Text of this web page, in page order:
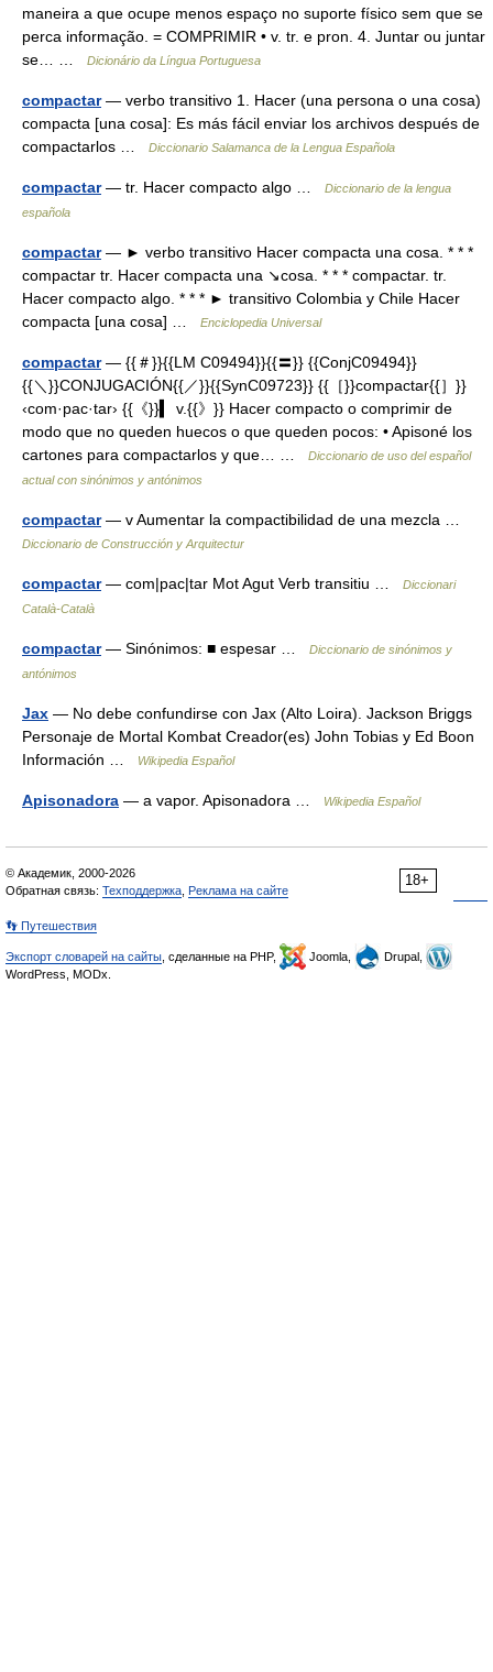
maneira a que ocupe menos espaço no suporte físico sem que se
perca informação. = COMPRIMIR • v. tr. e pron. 4. Juntar ou juntar
se… …
Dicionário da Língua Portuguesa
compactar— verbo transitivo 1. Hacer (una persona o una cosa)
compacta [una cosa]: Es más fácil enviar los archivos después de
compactarlos …
Diccionario Salamanca de la Lengua Española
compactar— tr. Hacer compacto algo …
Diccionario de la lengua
española
compactar— ► verbo transitivo Hacer compacta una cosa. * * *
compactar tr. Hacer compacta una ↘cosa. * * * compactar. tr.
Hacer compacto algo. * * * ► transitivo Colombia y Chile Hacer
compacta [una cosa] …
Enciclopedia Universal
compactar— {{＃}}{{LM C09494}}{{〓}} {{ConjC09494}}
{{＼}}CONJUGACIÓN{{／}}{{SynC09723}} {{［}}compactar{{］}}
‹com·pac·tar› {{《}}▍ v.{{》}} Hacer compacto o comprimir de
modo que no queden huecos o que queden pocos: • Apisoné los
cartones para compactarlos y que… …
Diccionario de uso del español
actual con sinónimos y antónimos
compactar— v Aumentar la compactibilidad de una mezcla …
Diccionario de Construcción y Arquitectur
compactar— com|pac|tar Mot Agut Verb transitiu …
Diccionari
Català-Català
compactar— Sinónimos: ■ espesar …
Diccionario de sinónimos y
antónimos
Jax — No debe confundirse con Jax (Alto Loira). Jackson Briggs
Personaje de Mortal Kombat Creador(es) John Tobias y Ed Boon
Información …
Wikipedia Español
Apisonadora — a vapor. Apisonadora … Wikipedia Español
18+
© Академик, 2000-2026
Обратная связь: Техподдержка Реклама на сайте
👣 Путешествия
Экспорт словарей на сайты , сделанные на PHP, Joomla,
Drupal,
WordPress, MODx.